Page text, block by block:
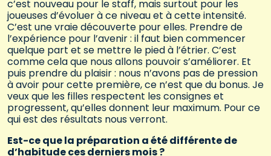
c’est nouveau pour le staff, mais surtout pour les
joueuses d’évoluer à ce niveau et à cette intensité.
C’est une vraie découverte pour elles. Prendre de
l’expérience pour l’avenir : il faut bien commencer
quelque part et se mettre le pied à l’étrier. C’est
comme cela que nous allons pouvoir s’améliorer. Et
puis prendre du plaisir : nous n’avons pas de pression
à avoir pour cette première, ce n’est que du bonus. Je
veux que les filles respectent les consignes et
progressent, qu’elles donnent leur maximum. Pour ce
qui est des résultats nous verront.
Est-ce que la préparation a été différente de
d’habitude ces derniers mois ?